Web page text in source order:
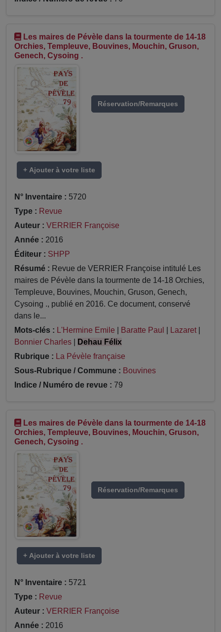
Les maires de Pévèle dans la tourmente de 14-18
Orchies, Templeuve, Bouvines, Mouchin, Gruson,
Genech, Cysoing .
Réservation/Remarques
+ Ajouter à votre liste
N° Inventaire : 5720
Type : Revue
Auteur : VERRIER Françoise
Année : 2016
Éditeur : SHPP
Résumé : Revue de VERRIER Françoise intitulé Les
maires de Pévèle dans la tourmente de 14-18 Orchies,
Templeuve, Bouvines, Mouchin, Gruson, Genech,
Cysoing ., publié en 2016. Ce document, conservé
dans le...
Mots-clés : L'Hermine Emile Baratte Paul Lazaret
Bonnier Charles
Dehau Félix
Rubrique : La Pévèle française
Sous-Rubrique / Commune : Bouvines
Indice / Numéro de revue : 79
Les maires de Pévèle dans la tourmente de 14-18
Orchies, Templeuve, Bouvines, Mouchin, Gruson,
Genech, Cysoing .
Réservation/Remarques
+ Ajouter à votre liste
N° Inventaire : 5721
Type : Revue
Auteur : VERRIER Françoise
Année : 2016